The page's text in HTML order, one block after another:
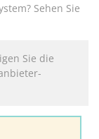
Sehen Sie
Sie die